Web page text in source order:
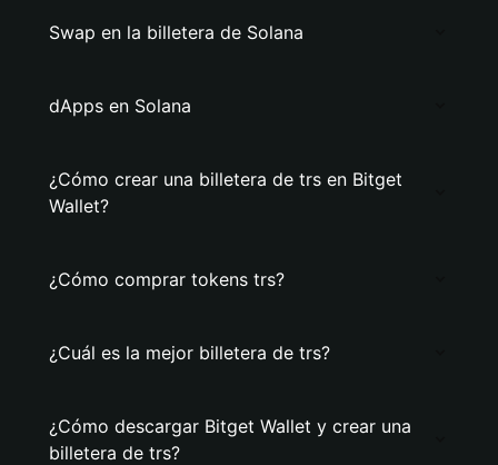
Swap en la billetera de Solana
dApps en Solana
¿Cómo crear una billetera de trs en Bitget
Wallet?
¿Cómo comprar tokens trs?
¿Cuál es la mejor billetera de trs?
¿Cómo descargar Bitget Wallet y crear una
billetera de trs?